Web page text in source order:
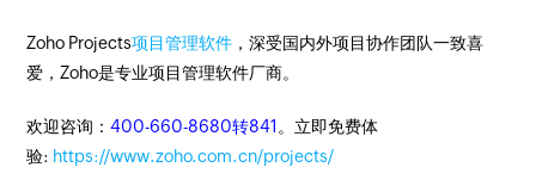
Zoho Projects项目管理软件 ，深受国内外项目协作团队一致喜
爱，Zoho是专业项目管理软件厂商。
欢迎咨询：400-660-8680转841 。立即免费体
验: https://www.zoho.com.cn/projects/